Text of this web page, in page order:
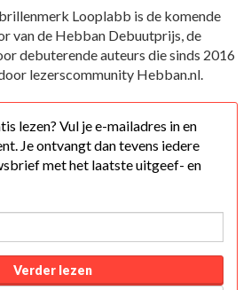
Looplabb is de komende
van de Hebban Debuutprijs, de
debuterende auteurs die sinds 2016
lezerscommunity Hebban.nl.
lezen? Vul je e-mailadres in en
Je ontvangt dan tevens iedere
met het laatste uitgeef- en
Verder lezen